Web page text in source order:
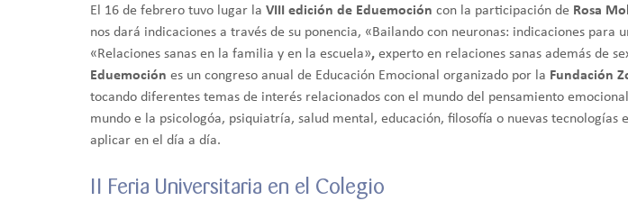
El 16 de febrero tuvo lugar la VIII edición de Eduemoción con la participación de Rosa
nos dará indicaciones a través de su ponencia, «Bailando con neuronas: indicaciones para
«Relaciones sanas en la familia y en la escuela», experto en relaciones sanas además de
Eduemoción es un congreso anual de Educación Emocional organizado por la Fundación
tocando diferentes temas de interés relacionados con el mundo del pensamiento
mundo e la psicologóa, psiquiatría, salud mental, educación, filosofía o nuevas
aplicar en el día a día.
II Feria Universitaria en el Colegio